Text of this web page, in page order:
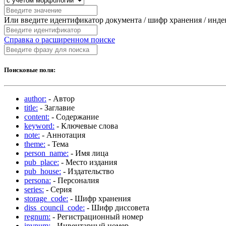
Или введите идентификатор документа / шифр хранения /
Справка о расширенном поиске
Поисковые поля:
author: - Автор
title: - Заглавие
content: - Содержание
keyword: - Ключевые слова
note: - Аннотация
theme: - Тема
person_name: - Имя лица
pub_place: - Место издания
pub_house: - Издательство
persona: - Персоналия
series: - Серия
storage_code: - Шифр хранения
diss_council_code: - Шифр диссовета
regnum: - Регистрационный номер